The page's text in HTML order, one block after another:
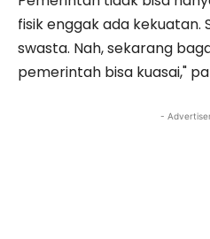
fisik enggak ada kekuatan.
swasta. Nah, sekarang
pemerintah bisa kuasai,"
-